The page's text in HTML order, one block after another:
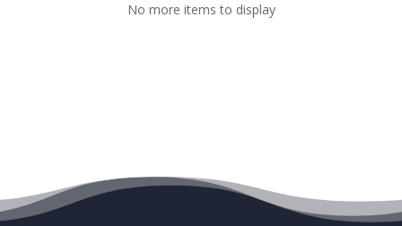
No more items to display